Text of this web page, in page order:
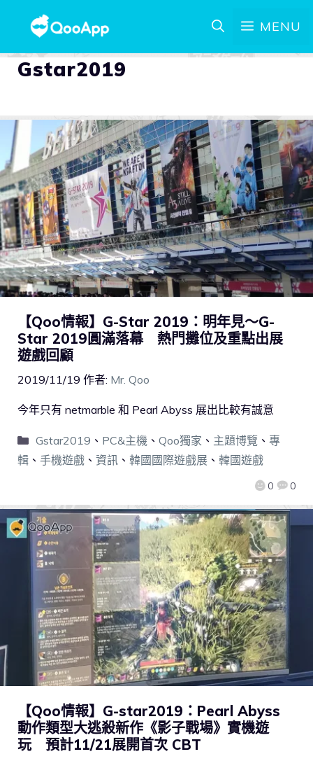
MENU
Gstar2019
【Qoo情報】G-Star 2019：明年見～G-
Star 2019圓滿落幕 熱門攤位及重點出展
遊戲回顧
2019/11/19 作者: Mr. Qoo
0 0
今年只有 netmarble 和 Pearl Abyss 展出比較有誠意
Gstar2019 、 PC&主機、 Qoo獨家 、 主題博覽 、 專
輯 、 手機遊戲 、 資訊 、 韓國國際遊戲展 、 韓國遊戲
【Qoo情報】G-star2019：Pearl Abyss
動作類型大逃殺新作《影子戰場》實機遊
玩 預計11/21展開首次 CBT